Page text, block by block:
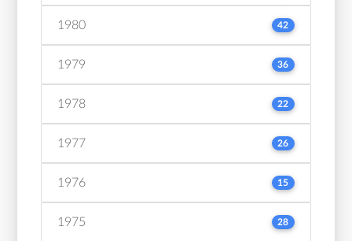
1980 42
1979 36
1978 22
1977 26
1976 15
1975 28